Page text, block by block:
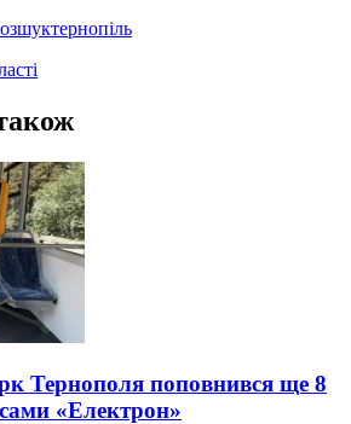
тернопіль
Тернополя поповнився ще 8
«Електрон»